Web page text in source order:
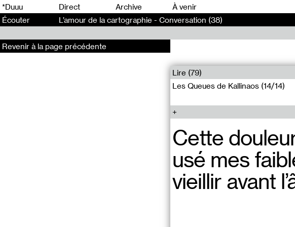
*Duuu Direct Archive À venir
Écouter
L’amour de la cartographie - Conversation (38)
Lire (79)
Les Queues de Kallinaos (14/14)
Cette
usé mes
vieillir avant
Revenir à la page précédente
00